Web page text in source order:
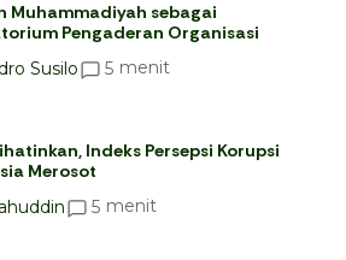
Muhammadiyah sebagai
Pengaderan Organisasi
Susilo
5 menit
Indeks Persepsi Korupsi
Merosot
5 menit